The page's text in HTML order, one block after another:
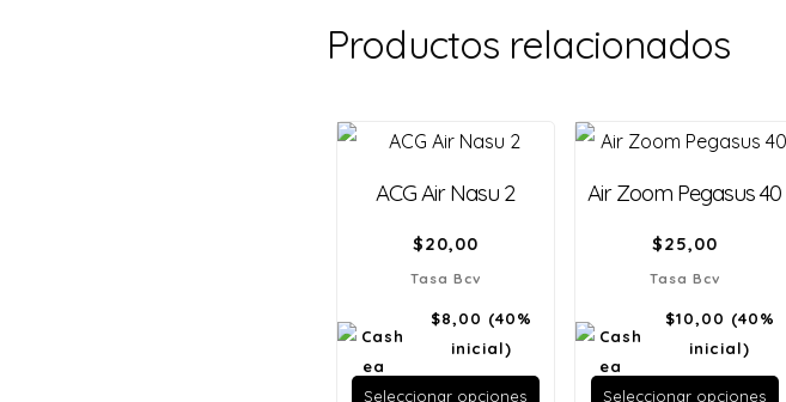
Productos relacionados
ACG Air Nasu 2
$20,00
Tasa Bcv
$8,00 (40%
inicial)
Seleccionar opciones
Air Zoom Pegasus 40
$25,00
Tasa Bcv
$10,00 (40%
inicial)
Seleccionar opciones